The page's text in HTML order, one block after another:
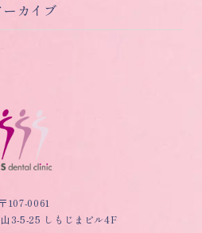
ーカイブ
〒107-0061
3-5-25 しもじまビル4F